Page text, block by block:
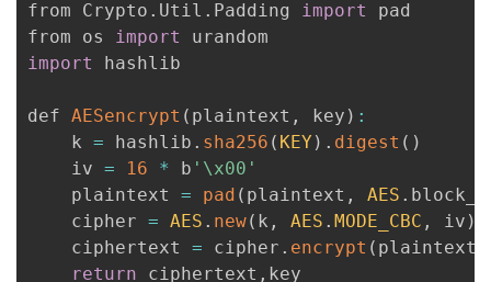
from Crypto . Util . Padding import
pad
from os import
import
hashlib
def AESencrypt ( plaintext , key ) :
    k
= hashlib . sha256 ( KEY ) . digest ( )
    iv
= 16 * b '\x00'
    plaintext
= pad ( plaintext , AES .
    cipher
= AES . new( k , AES . MODE_CBC , iv )
    ciphertext
= cipher . encrypt ( plaintext
return ciphertext , key